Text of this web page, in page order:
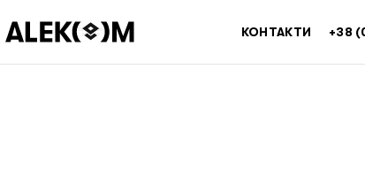
КОНТАКТИ +38